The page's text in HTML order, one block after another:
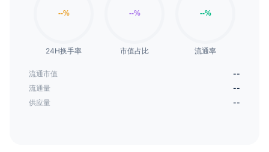
24H换手率 市值占比 流通率
流通市值
--
流通量
--
供应量
--